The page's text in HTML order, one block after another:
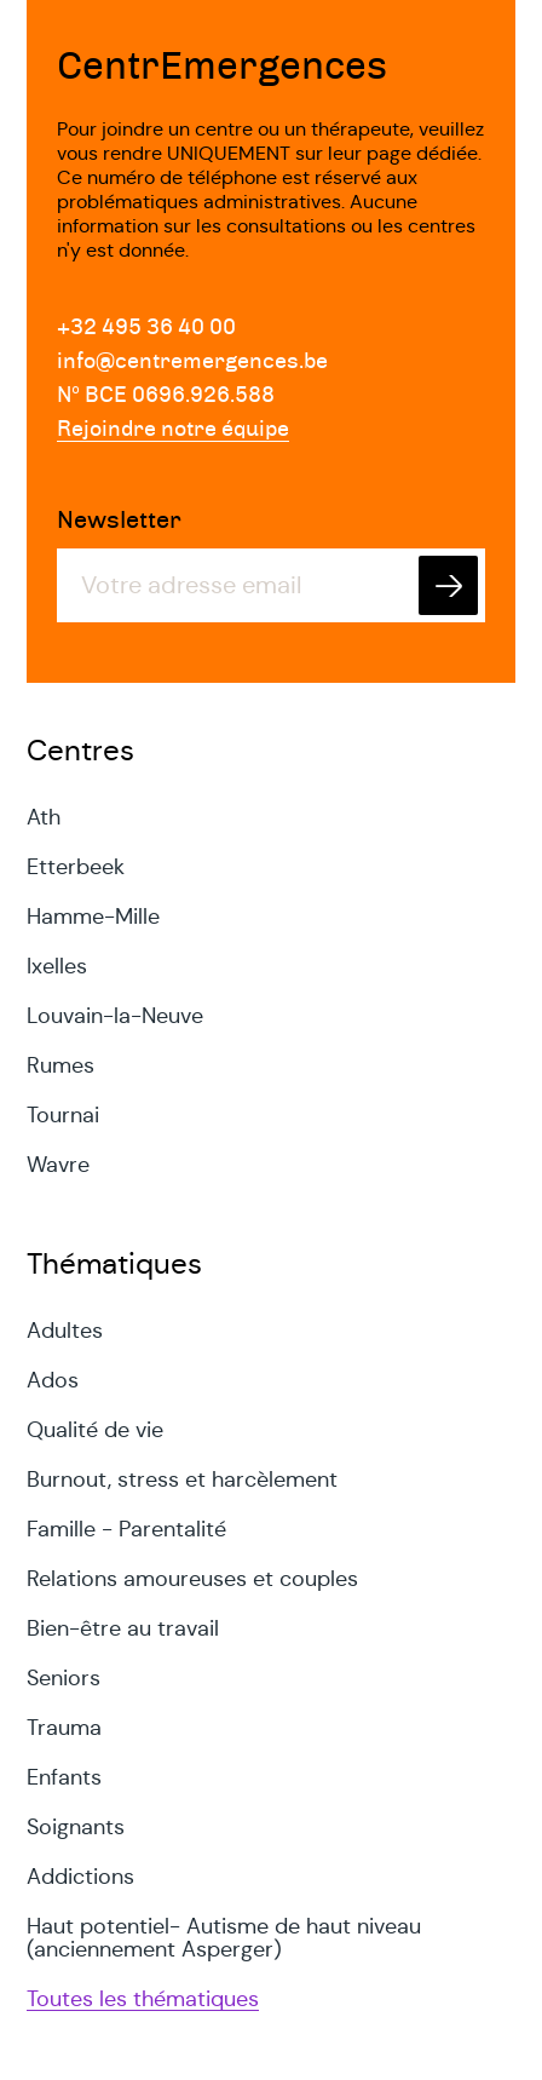
CentrEmergences
Pour joindre un centre ou un thérapeute, veuillez
vous rendre UNIQUEMENT sur leur page dédiée.
Ce numéro de téléphone est réservé aux
problématiques administratives. Aucune
information sur les consultations ou les centres
n'y est donnée.
+32 495 36 40 00
info@centremergences.be
Nº BCE 0696.926.588
Rejoindre notre équipe
Newsletter
Centres
Ath
Etterbeek
Hamme-Mille
Ixelles
Louvain-la-Neuve
Rumes
Tournai
Wavre
Thématiques
Adultes
Ados
Qualité de vie
Burnout, stress et harcèlement
Famille - Parentalité
Relations amoureuses et couples
Bien-être au travail
Seniors
Trauma
Enfants
Soignants
Addictions
Haut potentiel- Autisme de haut niveau
(anciennement Asperger)
Toutes les thématiques